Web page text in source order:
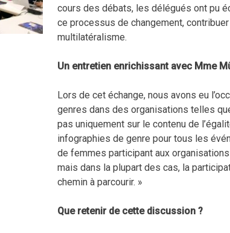
cours des débats, les délégués ont pu
ce processus de changement,
multilatéralisme.
Un entretien enrichissant avec Mme
Lors de cet échange, nous avons eu
genres dans des organisations telles
pas uniquement sur le contenu de
infographies de genre pour tous les
de femmes participant aux
mais dans la plupart des cas, la
chemin à parcourir. »
Que retenir de cette discussion ?